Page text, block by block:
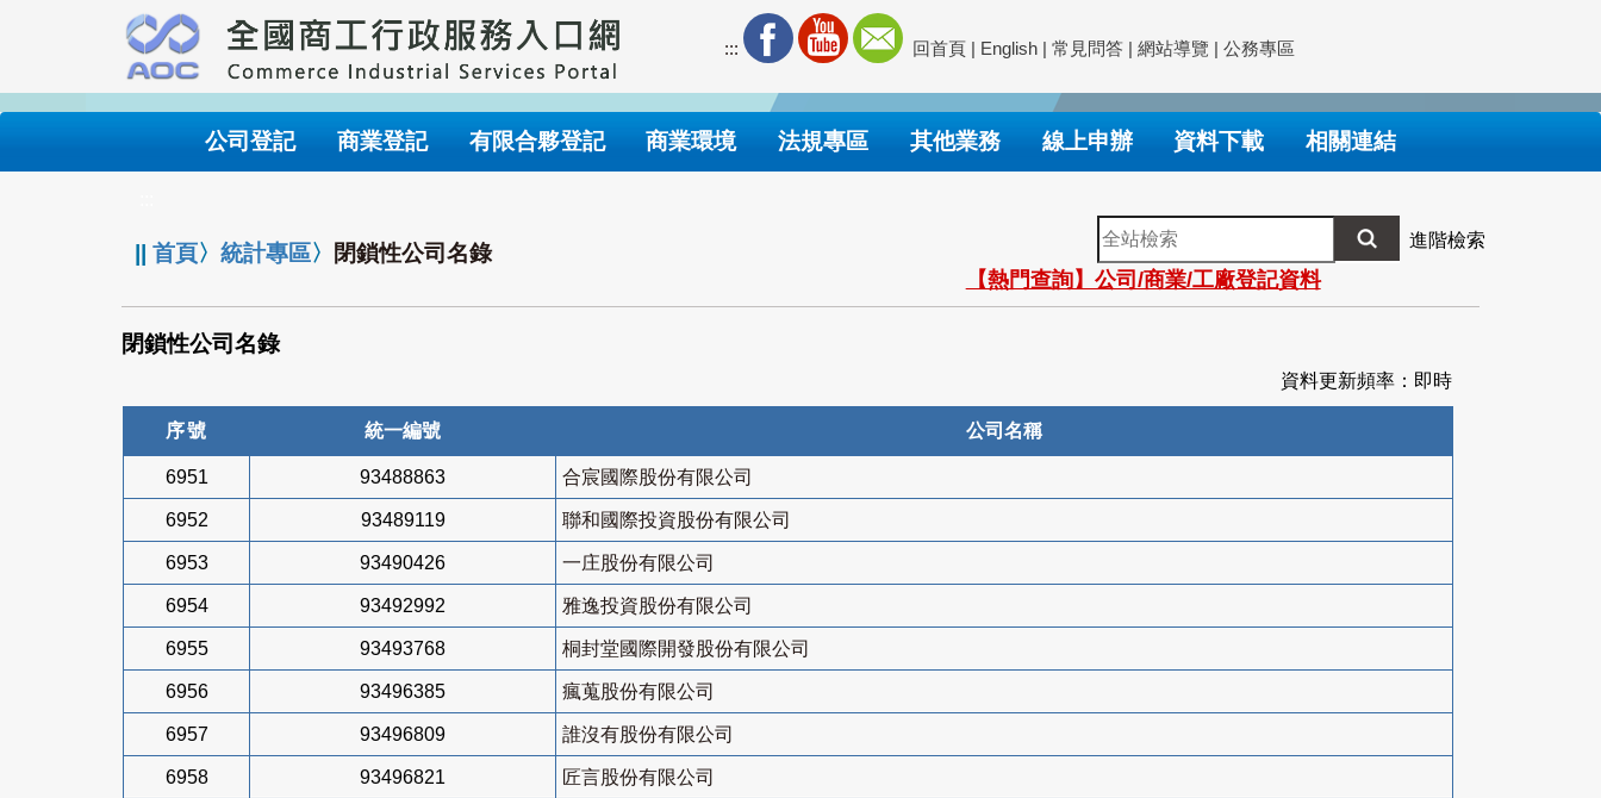
要
內
::: 回首頁 | English | 常見問答 | 網站導覽 | 公務專區
公司登記 商業登記 有限合夥登記 商業環境 法規專區 其他業務 線上申辦 資料下載 相關連結
||首頁〉統計專區〉 閉鎖性公司名錄
全
站
檢
索
進階檢索
【熱門查詢】公司/商業/工廠登記資料
閉鎖性公司名錄
資料更新頻率：即時
序號 統一編號 公司名稱
6951 93488863 合宸國際股份有限公司
6952 93489119 聯和國際投資股份有限公司
6953 93490426 一庄股份有限公司
6954 93492992 雅逸投資股份有限公司
6955 93493768 桐封堂國際開發股份有限公司
6956 93496385 瘋蒐股份有限公司
6957 93496809 誰沒有股份有限公司
6958 93496821 匠言股份有限公司